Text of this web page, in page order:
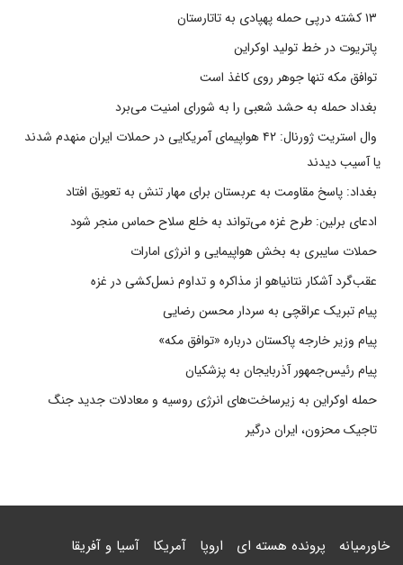
پاتریوت در خط تولید اوکراین
توافق مکه تنها جوهر روی کاغذ است
بغداد حمله به حشد شعبی را به شورای امنیت می‌برد
وال استریت ژورنال: ۴۲ هواپیمای آمریکایی در حملات ایران منهدم شدند
یا آسیب دیدند
بغداد: پاسخ مقاومت به عربستان برای مهار تنش به تعویق افتاد
ادعای برلین: طرح غزه می‌تواند به خلع سلاح حماس منجر شود
حملات سایبری به بخش هواپیمایی و انرژی امارات
عقب‌گرد آشکار نتانیاهو از مذاکره و تداوم نسل‌کشی در غزه
پیام تبریک عراقچی به سردار محسن رضایی
پیام وزیر خارجه پاکستان درباره «توافق مکه»
پیام رئیس‌جمهور آذربایجان به پزشکیان
حمله اوکراین به زیرساخت‌های انرژی روسیه و معادلات جدید جنگ
تاجیک محزون، ایران درگیر
خاورمیانه پرونده هسته ای اروپا آمریکا آسیا و آفریقا